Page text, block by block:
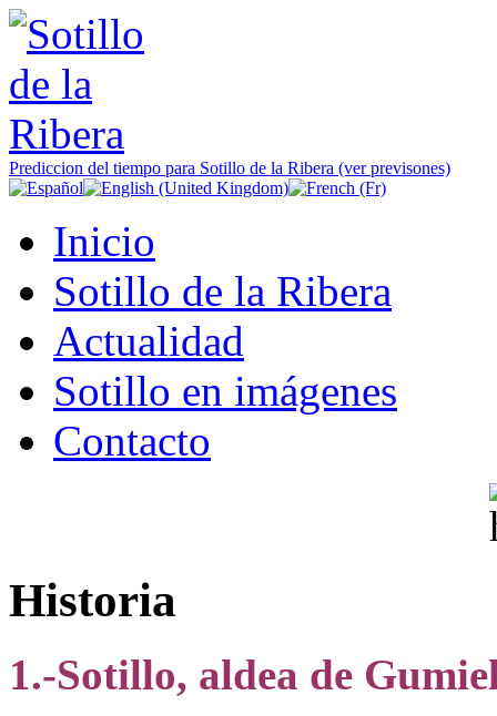
Prediccion del tiempo para Sotillo de la Ribera (ver previsones)
Inicio
Sotillo de la Ribera
Actualidad
Sotillo en imágenes
Contacto
Historia
1.-Sotillo, aldea de